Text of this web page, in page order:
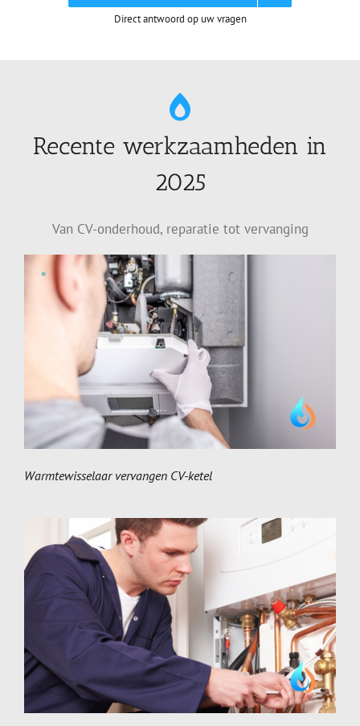
Direct antwoord op uw vragen
Recente werkzaamheden in
2025
Van CV-onderhoud, reparatie tot vervanging
Warmtewisselaar vervangen CV-ketel